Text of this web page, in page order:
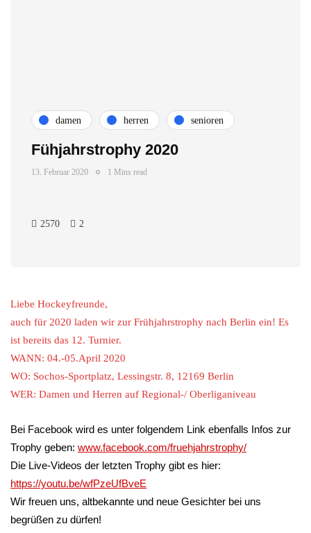
damen herren senioren
Fühjahrstrophy 2020
13. Februar 2020 1 Mins read
2570 2
Liebe Hockeyfreunde,
auch für 2020 laden wir zur Frühjahrstrophy nach Berlin ein! Es
ist bereits das 12. Turnier.
WANN: 04.-05.April 2020
WO: Sochos-Sportplatz, Lessingstr. 8, 12169 Berlin
WER: Damen und Herren auf Regional-/ Oberliganiveau
Bei Facebook wird es unter folgendem Link ebenfalls Infos zur
Trophy geben: www.facebook.com/fruehjahrstrophy/
Die Live-Videos der letzten Trophy gibt es hier:
https://youtu.be/wfPzeUfBveE
Wir freuen uns, altbekannte und neue Gesichter bei uns
begrüßen zu dürfen!